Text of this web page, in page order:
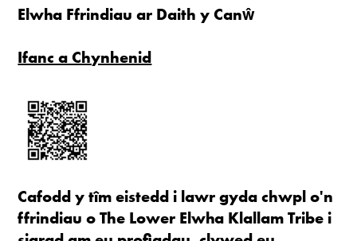
Elwha Ffrindiau ar Daith y Canŵ
Ifanc a Chynhenid
Cafodd y tîm eistedd i lawr gyda chwpl o'n
ffrindiau o The Lower Elwha Klallam Tribe i